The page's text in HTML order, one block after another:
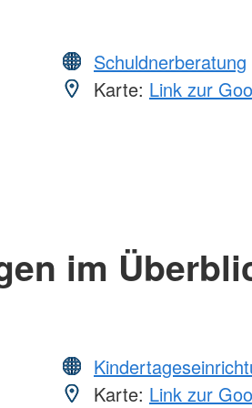
Schuldnerberatung
Karte: Link zur
im
Karte: Link zur